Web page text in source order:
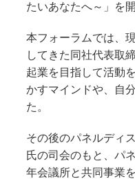
たいあなたへ～」を
本フォーラムでは、
してきた同社代表取
起業を目指して活動
かすマインドや、自
た。
その後のパネルディ
氏の司会のもと、パ
年会議所と共同事業